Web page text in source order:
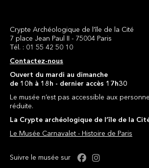
Crypte Archéologique de l’île de la Cité
7 place Jean Paul II - 75004 Paris
Tél. : 01 55 42 50 10
Contactez-nous
Ouvert du mardi au dimanche
de 10h à 18h - dernier accès 17h30
Le musée n’est pas accessible aux
réduite.
La Crypte archéologique de l’île de la
Le Musée Carnavalet - Histoire de Paris
Suivre le musée sur Facebook :
Instagram :